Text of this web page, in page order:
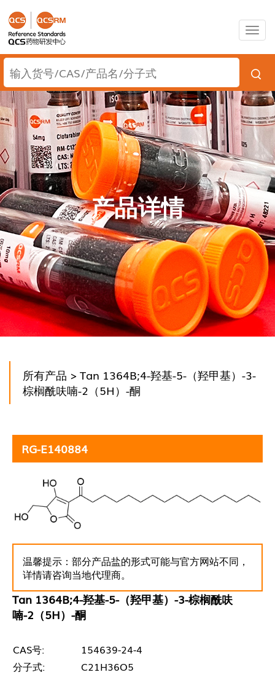
产品详情
所有产品 > Tan 1364B;4-羟基-5-（羟甲基）-3-
棕榈酰呋喃-2（5H）-酮
RG-E140884
温馨提示：部分产品盐的形式可能与官方网站不同，
详情请咨询当地代理商。
Tan 1364B;4-羟基-5-（羟甲基）-3-棕榈酰呋
喃-2（5H）-酮
CAS号:
154639-24-4
分子式:
C21H36O5